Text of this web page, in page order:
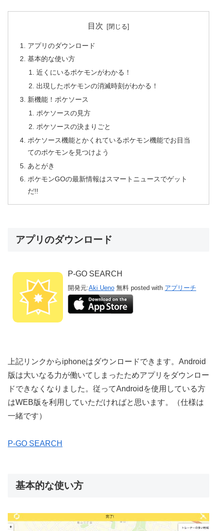
目次
アプリのダウンロード
基本的な使い方
近くにいるポケモンがわかる！
出現したポケモンの消滅時刻がわかる！
新機能！ポケソース
ポケソースの見方
ポケソースの決まりごと
ポケソース機能とかくれているポケモン機能でお目当
てのポケモンを見つけよう
あとがき
ポケモンGOの最新情報はスマートニュースでゲット
だ!!
アプリのダウンロード
P-GO SEARCH
開発元:Aki Ueno 無料 posted with アプリーチ
上記リンクからiphoneはダウンロードできます。Android
版は大いなる力が働いてしまったためアプリをダウンロー
ドできなくなりました。従ってAndroidを使用している方
はWEB版を利用していただければと思います。（仕様は
一緒です）
P-GO SEARCH
基本的な使い方